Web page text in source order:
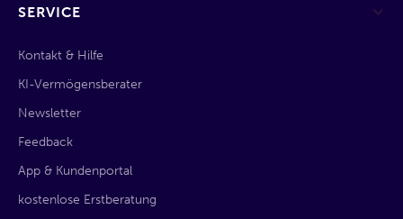
SERVICE
Kontakt & Hilfe
KI-Vermögensberater
Newsletter
Feedback
App & Kundenportal
kostenlose Erstberatung